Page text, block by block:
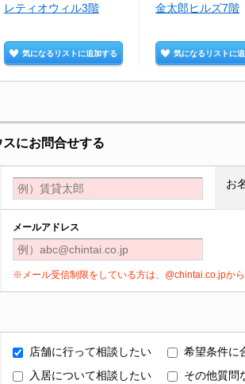
レティオウィル3階
気になるリストに追加する
金太郎ヒルズ7階
気になるリストに
にお問合せする
お
メールアドレス
※メール受信制限をしている方は、@chintai.co.jpか
店舗に行って相談したい
希望条件に
入居について相談したい
その他質問